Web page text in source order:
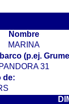
Nombre
MARINA
(p.ej.
PANDORA 31
de: